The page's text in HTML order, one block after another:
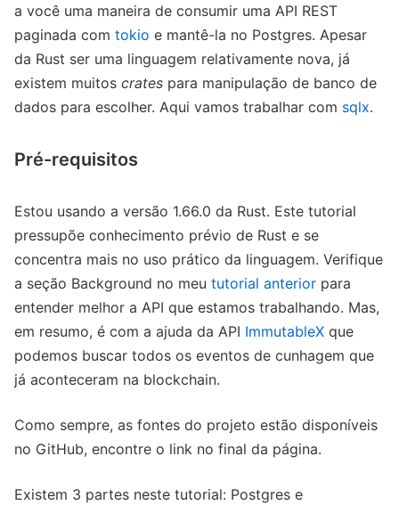
a você uma maneira de consumir uma API REST
paginada com tokio e mantê-la no Postgres. Apesar
da Rust ser uma linguagem relativamente nova, já
existem muitos crates para manipulação de banco de
dados para escolher. Aqui vamos trabalhar com sqlx.
Pré-requisitos
Estou usando a versão 1.66.0 da Rust. Este tutorial
pressupõe conhecimento prévio de Rust e se
concentra mais no uso prático da linguagem. Verifique
a seção Background no meu tutorial anterior para
entender melhor a API que estamos trabalhando. Mas,
em resumo, é com a ajuda da API ImmutableX que
podemos buscar todos os eventos de cunhagem que
já aconteceram na blockchain.
Como sempre, as fontes do projeto estão disponíveis
no GitHub, encontre o link no final da página.
Existem 3 partes neste tutorial: Postgres e